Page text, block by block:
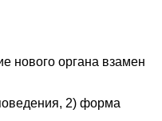
органа взамен
2) форма